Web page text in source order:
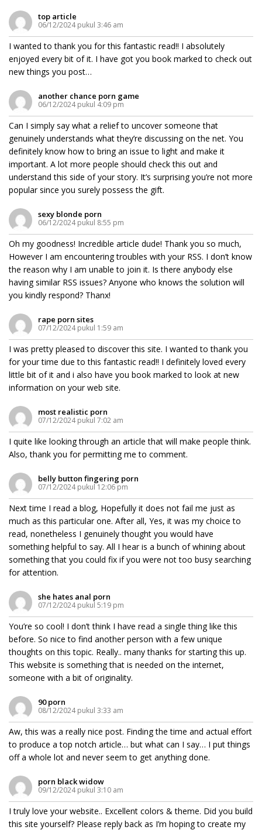
top article
06/12/2024 pukul 3:46 am
I wanted to thank you for this fantastic read!! I absolutely
enjoyed every bit of it. I have got you book marked to check out
new things you post…
another chance porn game
06/12/2024 pukul 4:09 pm
Can I simply say what a relief to uncover someone that
genuinely understands what they’re discussing on the net. You
definitely know how to bring an issue to light and make it
important. A lot more people should check this out and
understand this side of your story. It’s surprising you’re not more
popular since you surely possess the gift.
sexy blonde porn
06/12/2024 pukul 8:55 pm
Oh my goodness! Incredible article dude! Thank you so much,
However I am encountering troubles with your RSS. I don’t know
the reason why I am unable to join it. Is there anybody else
having similar RSS issues? Anyone who knows the solution will
you kindly respond? Thanx!
rape porn sites
07/12/2024 pukul 1:59 am
I was pretty pleased to discover this site. I wanted to thank you
for your time due to this fantastic read!! I definitely loved every
little bit of it and i also have you book marked to look at new
information on your web site.
most realistic porn
07/12/2024 pukul 7:02 am
I quite like looking through an article that will make people think.
Also, thank you for permitting me to comment.
belly button fingering porn
07/12/2024 pukul 12:06 pm
Next time I read a blog, Hopefully it does not fail me just as
much as this particular one. After all, Yes, it was my choice to
read, nonetheless I genuinely thought you would have
something helpful to say. All I hear is a bunch of whining about
something that you could fix if you were not too busy searching
for attention.
she hates anal porn
07/12/2024 pukul 5:19 pm
You’re so cool! I don’t think I have read a single thing like this
before. So nice to find another person with a few unique
thoughts on this topic. Really.. many thanks for starting this up.
This website is something that is needed on the internet,
someone with a bit of originality.
90 porn
08/12/2024 pukul 3:33 am
Aw, this was a really nice post. Finding the time and actual effort
to produce a top notch article… but what can I say… I put things
off a whole lot and never seem to get anything done.
porn black widow
09/12/2024 pukul 3:10 am
I truly love your website.. Excellent colors & theme. Did you build
this site yourself? Please reply back as I’m hoping to create my